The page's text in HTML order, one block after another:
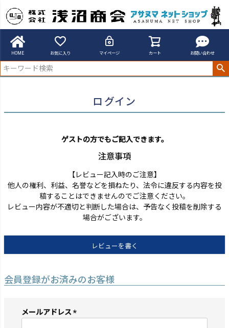
HOME お気に入り マイページ カート お問い合わせ
アサヌマネットショップ
ログイン
ゲストの方でもご記入できます。
注意事項
【レビュー記入時のご注意】
他人の権利、利益、名誉などを損ねたり、法令に違反する内容を投
稿することはできませんのでご注意ください。
レビュー内容が不適切と判断した場合は、予告なく投稿を削除する
場合がございます。
レビューを書く
会員登録がお済みのお客様
メールアドレス